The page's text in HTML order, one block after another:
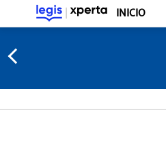
INICIO